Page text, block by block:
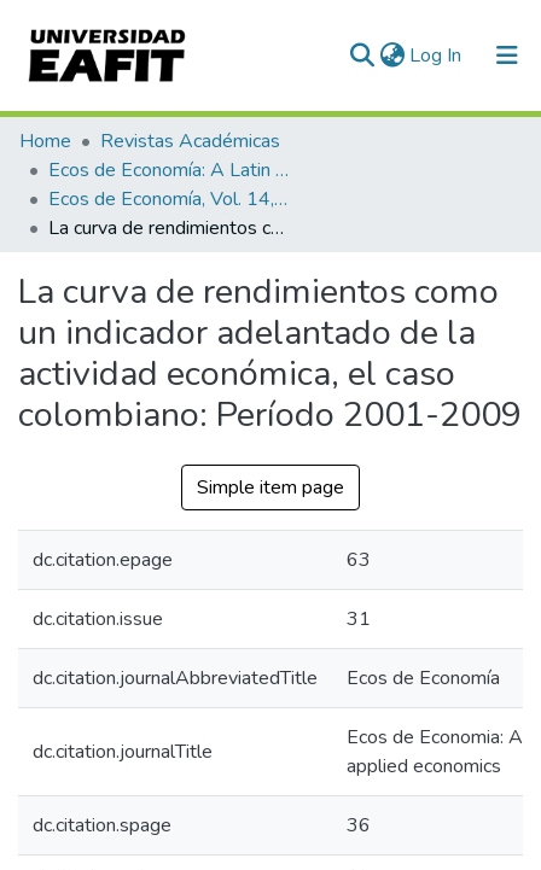
Log In (current)
Communities & Collections
All of DSpace
Statistics
Home
Revistas Académicas
Ecos de Economía: A Latin American Journal of Applied Economics
Ecos de Economía, Vol. 14, No. 31 (2010)
La curva de rendimientos como un indicador adelantado de la actividad económica, el caso colombiano: Período 2001-2009
La curva de rendimientos como
un indicador adelantado de la
actividad económica, el caso
colombiano: Período 2001-2009
Simple item page
dc.citation.epage 63
dc.citation.issue 31
dc.citation.journalAbbreviatedTitle Ecos de Economía
dc.citation.journalTitle
Ecos de Economia: A
applied economics
dc.citation.spage 36